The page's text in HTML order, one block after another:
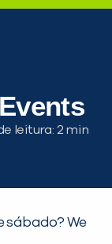
leitura:
sábado? We